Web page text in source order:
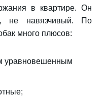
в квартире. Он
не навязчивый. По
много плюсов:
уравновешенным